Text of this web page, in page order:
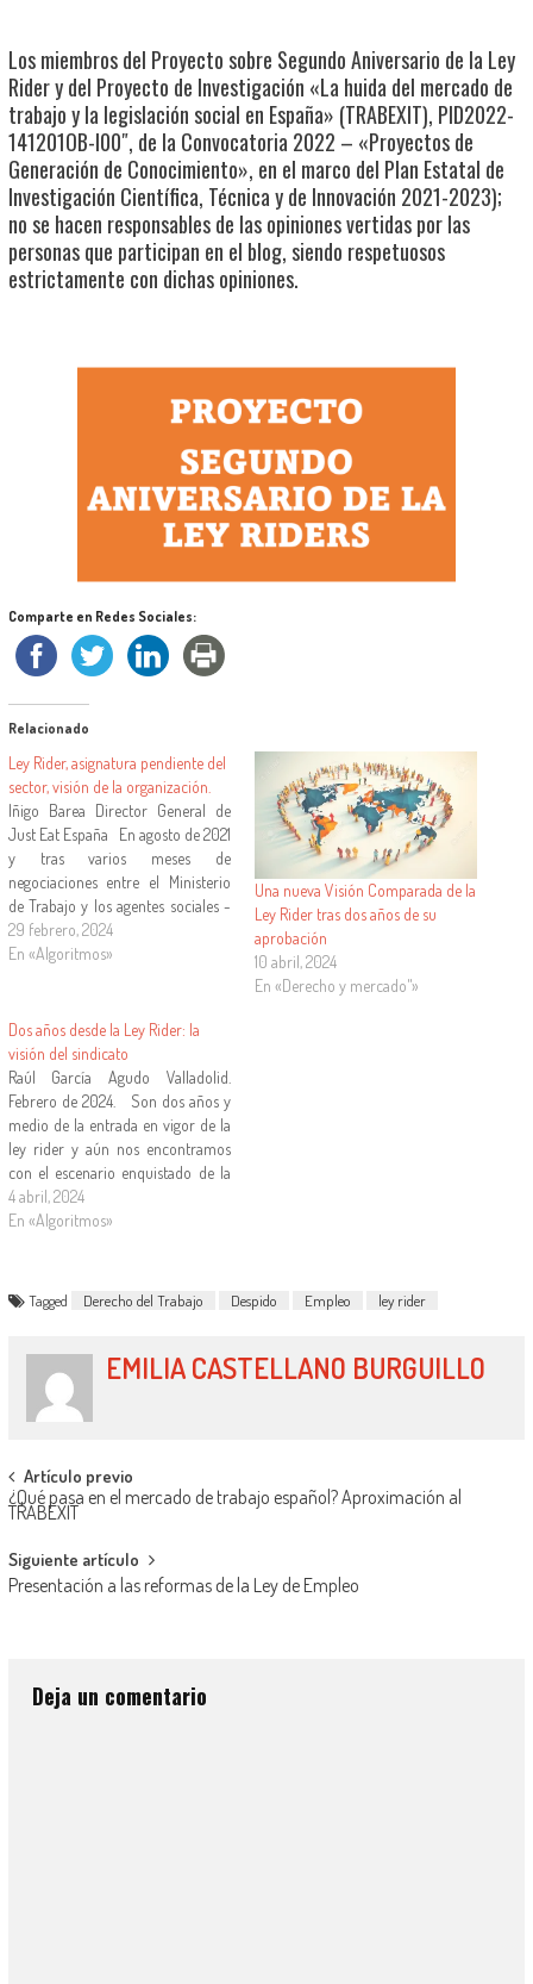
Los miembros del Proyecto sobre Segundo Aniversario de la Ley
Rider y del Proyecto de Investigación «La huida del mercado de
trabajo y la legislación social en España» (TRABEXIT), PID2022-
141201OB-I00″, de la Convocatoria 2022 – «Proyectos de
Generación de Conocimiento», en el marco del Plan Estatal de
Investigación Científica, Técnica y de Innovación 2021-2023);
no se hacen responsables de las opiniones vertidas por las
personas que participan en el blog, siendo respetuosos
estrictamente con dichas opiniones.
Comparte en Redes Sociales:
Relacionado
Ley Rider, asignatura pendiente del
sector, visión de la organización.
Iñigo Barea Director General de
Just Eat España En agosto de 2021
y tras varios meses de
negociaciones entre el Ministerio
de Trabajo y los agentes sociales -
UGT y CCOO, por el lado de
sindicatos y por parte de los
29 febrero, 2024
En «Algoritmos»
Una nueva Visión Comparada de la
Ley Rider tras dos años de su
aprobación
10 abril, 2024
En «Derecho y mercado"»
Dos años desde la Ley Rider: la
visión del sindicato
Raúl García Agudo Valladolid.
Febrero de 2024. Son dos años y
medio de la entrada en vigor de la
ley rider y aún nos encontramos
con el escenario enquistado de la
falta de aplicación de la, ya no tan
nueva, normativa laboral por parte
4 abril, 2024
En «Algoritmos»
Tagged Derecho del Trabajo Despido Empleo ley rider
EMILIA CASTELLANO BURGUILLO
Artículo previo
¿Qué pasa en el mercado de trabajo español? Aproximación al
TRABEXIT
Siguiente artículo
Presentación a las reformas de la Ley de Empleo
Deja un comentario